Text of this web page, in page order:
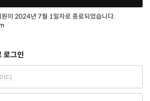
원이 2024년 7월 1일자로 종료되었습니다.
로그인